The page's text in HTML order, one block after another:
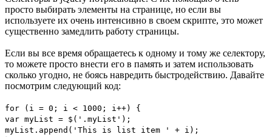
просто выбирать элементы на странице, но если вы
используете их очень интенсивно в своем скрипте, это может
существенно замедлить работу страницы.
Если вы все время обращаетесь к одному и тому же селектору,
то можете просто внести его в память и затем использовать
сколько угодно, не боясь навредить быстродействию. Давайте
посмотрим следующий код:
for (i = 0; i < 1000; i++) {
var myList = $('.myList');
myList.append('This is list item ' + i);